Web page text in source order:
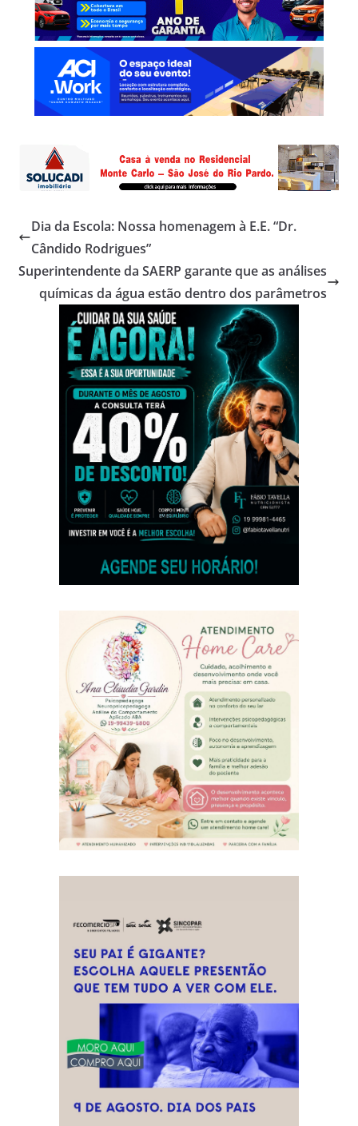
Dia da Escola: Nossa homenagem à E.E. “Dr.
Cândido Rodrigues”
Superintendente da SAERP garante que as análises
químicas da água estão dentro dos parâmetros